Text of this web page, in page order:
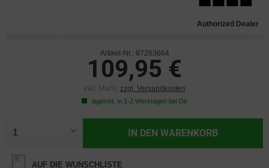
Authorized Dealer
Artikel-Nr.: 87263664
109,95 €
inkl. MwSt. zzgl. Versandkosten
lagernd, in 1-2 Werktagen bei Dir
IN DEN WARENKORB
AUF DIE WUNSCHLISTE